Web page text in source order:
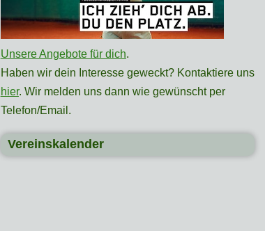
Unsere Angebote für dich.
Haben wir dein Interesse geweckt? Kontaktiere uns
hier. Wir melden uns dann wie gewünscht per
Telefon/Email.
Vereinskalender